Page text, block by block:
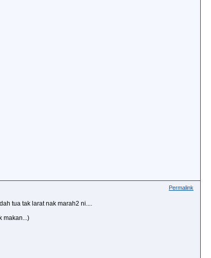
Permalink
tua tak larat nak marah2 ni....
makan...)